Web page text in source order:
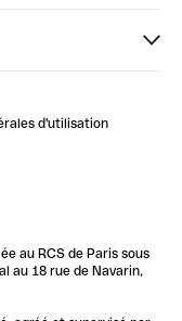
d'utilisation
au RCS de Paris sous
au 18 rue de Navarin,